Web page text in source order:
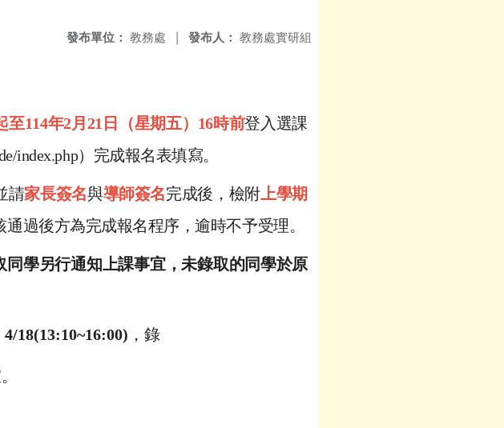
發布人： 教務處實研組
發布單位： 教務處 |
至114年2月 21 日（星期五） 16時前登入選課
index.php）完成報名表填寫。
請家長簽名與導師簽名完成後，檢附上學期
通過後方為完成報名程序，逾時不予受理。
同學另行通知上課事宜，未錄取的同學於原
18(13:10~16:00) ，錄